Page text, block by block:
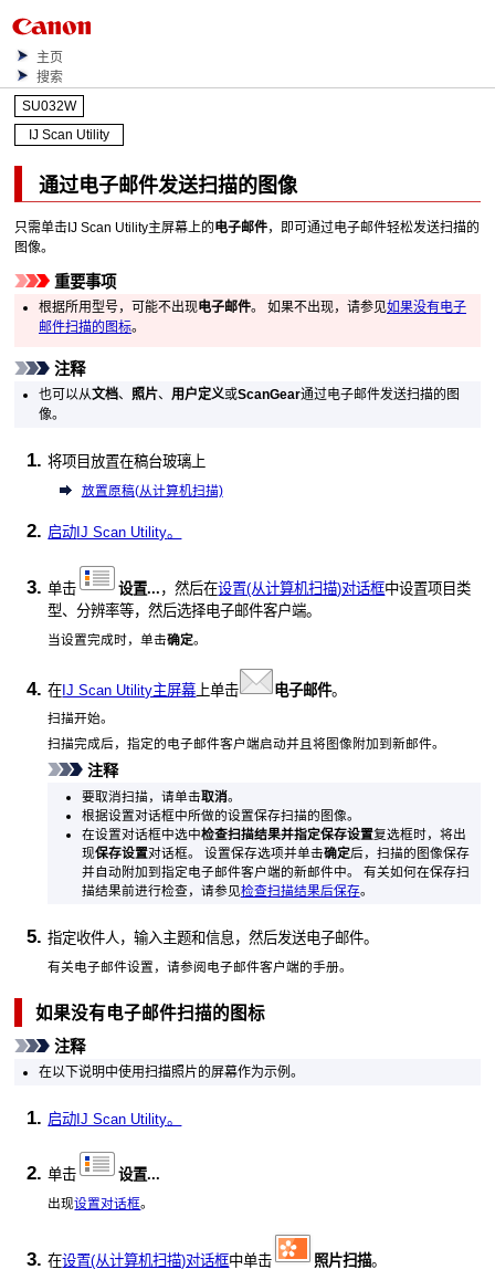
主页
搜索
SU032W
IJ Scan Utility
通过电子邮件发送扫描的图像
只需单击 IJ Scan Utility主屏幕上的电子邮件，即可通过电子邮件轻松发送扫描的
图像。
重要事项
根据所用型号，可能不出现电子邮件。 如果不出现，请参见如果没有电子
邮件扫描的图标。
注释
也可以从文档、 照片、用户定义或ScanGear通过电子邮件发送扫描的图
像。
将项目放置在稿台玻璃上
放置原稿(从计算机扫描)
启动 IJ Scan Utility。
单击 设置... ，然后在设置(从计算机扫描)对话框中设置项目类
型、分辨率等，然后选择电子邮件客户端。
当设置完成时，单击确定。
在IJ Scan Utility主屏幕 上单击 电子邮件。
扫描开始。
扫描完成后，指定的电子邮件客户端启动并且将图像附加到新邮件。
注释
要取消扫描，请单击取消。
根据设置对话框中所做的设置保存扫描的图像。
在设置对话框中选中检查扫描结果并指定保存设置复选框时，将出
现保存设置对话框。 设置保存选项并单击确定后，扫描的图像保存
并自动附加到指定电子邮件客户端的新邮件中。
有关如何在保存扫
描结果前进行检查，请参见检查扫描结果后保存。
指定收件人，输入主题和信息，然后发送电子邮件。
有关电子邮件设置，请参阅电子邮件客户端的手册。
如果没有电子邮件扫描的图标
注释
在以下说明中使用扫描照片的屏幕作为示例。
启动IJ Scan Utility。
单击 设置...
出现设置对话框。
在设置(从计算机扫描)对话框中单击 照片扫描。